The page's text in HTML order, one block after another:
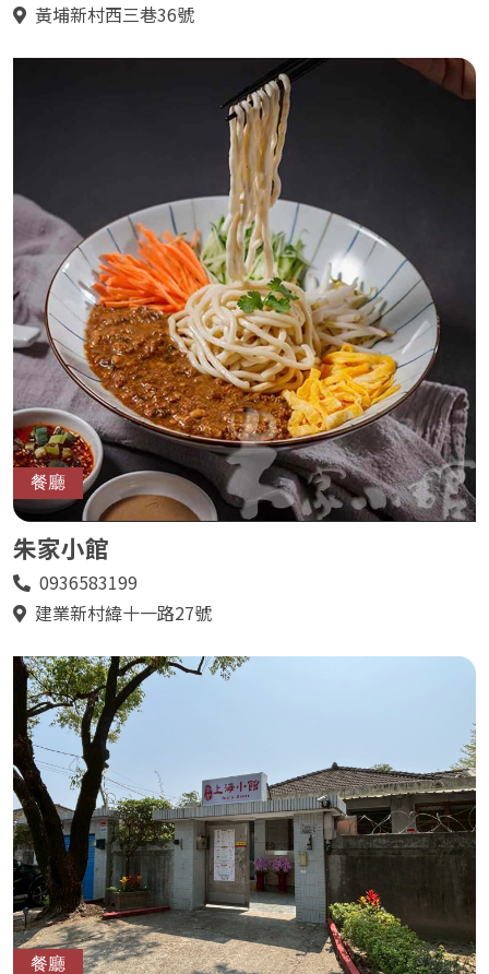
地黃埔新村西三巷36號
餐廳
朱家小館
電
0936583199
地建業新村緯十一路27號
餐廳